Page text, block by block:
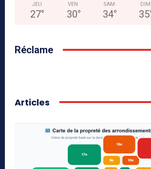
JEU
27°
VEN
30°
SAM
34°
DIM
35
Réclame
Articles